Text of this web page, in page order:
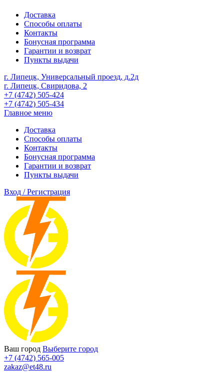
Доставка
Способы оплаты
Контакты
Бонусная программа
Гарантии и возврат
Пункты выдачи
г. Липецк, Универсальный проезд, д.2д
г. Липецк, Свиридова, 2
+7 (4742) 505-424
+7 (4742) 505-434
Главное меню
Доставка
Способы оплаты
Контакты
Бонусная программа
Гарантии и возврат
Пункты выдачи
Вход / Регистрация
Ваш город Выберите город
+7 (4742) 565-005
zakaz@et48.ru